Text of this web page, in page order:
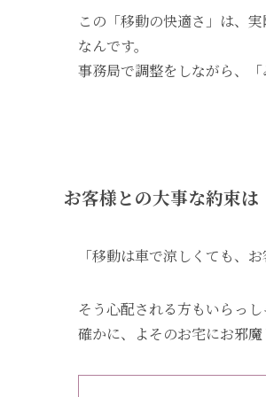
この「移動の快適さ」は、
なんです。
事務局で調整をしながら、
お客様との大事な約束は
「移動は車で涼しくても、
そう心配される方もいらっし
確かに、よそのお宅にお邪